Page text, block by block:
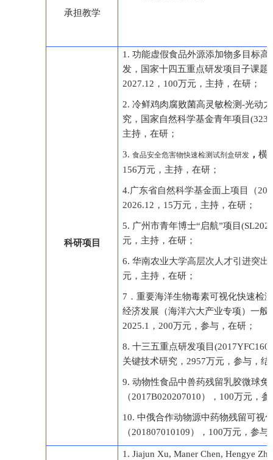
承担教学
科研项目
1. 功能虚假食品外源添加物多目标
发，国家十四五重点研发项目子课题
2027.12 ， 100万元，主持，在研；
2. 冷鲜鸡肉腐败菌高灵敏检测-光动
究，国家自然科学基金青年项目
主持，在研；
3. 食品安全危害物快速检测试剂盒研发 ， 横
156万元，主持，在研；
4.广东省自然科学基金面上项目（
2026.12 ， 15万元，主持，在研；
5. 广州市青年博士“启航”项目
元，主持，在研；
6. 华南农业大学高层次人才引进突出
元，主持，在研；
7 ．重要海洋生物毒素可视化快速检
经济发展（海洋六大产业专项）一般
2025.1 ， 200万元，参与，在研；
8. 十三五重点研发项目
关键技术研究， 2957万元，参与，结
9. 动物性食品中兽药残留乳胶微球
（2017B020207010）， 100万元，参
10. 中俄合作动物源中药物残留可视
（201807010109）， 100万元，参与
1. Jiajun Xu, Maner Chen, Hengye